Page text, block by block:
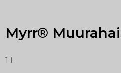
Myrr®
1 L